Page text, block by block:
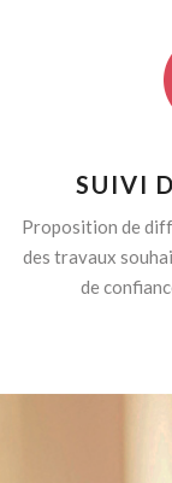
SUIVI
Proposition de
des travaux
de